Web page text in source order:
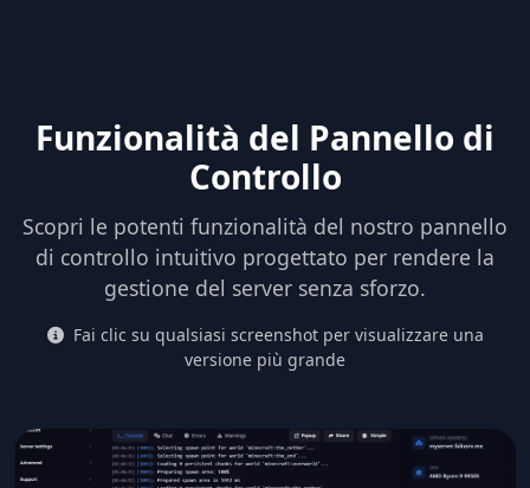
Funzionalità del Pannello di
Controllo
Scopri le potenti funzionalità del nostro pannello
di controllo intuitivo progettato per rendere la
gestione del server senza sforzo.
Fai clic su qualsiasi screenshot per visualizzare una
versione più grande